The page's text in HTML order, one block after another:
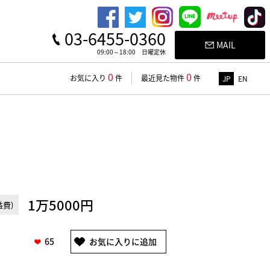
03-6455-0360
09:00～18:00 日曜定休
MAIL
お気に入り 0 件 最近見た物件0 件 JP EN
費) 1万5000円
65